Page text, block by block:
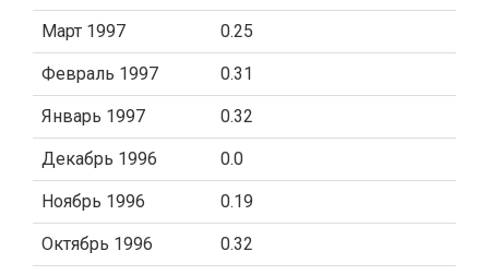
Март 1997 0.25
Февраль 1997 0.31
Январь 1997 0.32
Декабрь 1996 0.0
Ноябрь 1996 0.19
Октябрь 1996 0.32